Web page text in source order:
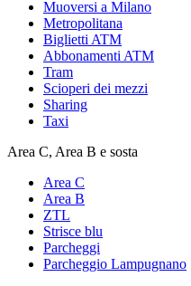
Muoversi a Milano
Metropolitana
Biglietti ATM
Abbonamenti ATM
Tram
Scioperi dei mezzi
Sharing
Taxi
Area C, Area B e sosta
Area C
Area B
ZTL
Strisce blu
Parcheggi
Parcheggio Lampugnano